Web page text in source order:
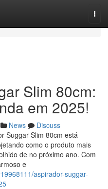
Slim 80cm:
em 2025!
News
Discuss
Suggar Slim 80cm está
como o produto mais
de no próximo ano. Com
e
aspirador-suggar-